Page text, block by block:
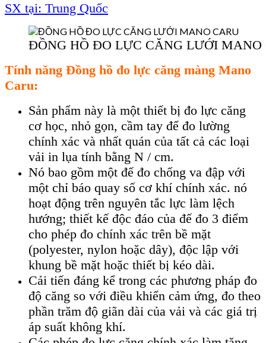
SX tại: Trung Quốc
ĐỒNG HỒ ĐO LỰC CĂNG LƯỚI MANO
Tính năng Đồng hồ đo lực căng màng Mano
Caru:
Sản phẩm này là một thiết bị đo lực căng
cơ học, nhỏ gọn, cầm tay để đo lường
chính xác và nhất quán của tất cả các loại
vải in lụa tính bằng N / cm.
Nó bao gồm một đế đo chống va đập với
một chỉ báo quay số cơ khí chính xác. nó
hoạt động trên nguyên tắc lực làm lệch
hướng; thiết kế độc đáo của đế đo 3 điểm
cho phép đo chính xác trên bề mặt
(polyester, nylon hoặc dây), độc lập với
khung bề mặt hoặc thiết bị kéo dài.
Cải tiến đáng kể trong các phương pháp đo
độ căng so với điều khiển cảm ứng, đo theo
phần trăm độ giãn dài của vải và các giá trị
áp suất không khí.